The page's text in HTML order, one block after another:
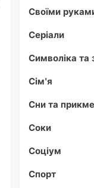
Своїми
Серіали
Символіка та
Сім'я
Сни та
Соки
Соціум
Спорт